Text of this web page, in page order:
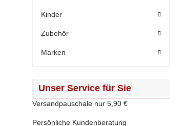
Kinder
Zubehör
Marken
Unser Service für Sie
Versandpauschale nur 5,90 €
Persönliche Kundenberatung